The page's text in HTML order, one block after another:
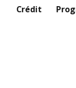
Crédit